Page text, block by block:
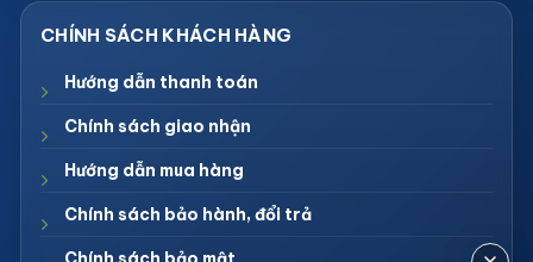
Hướng dẫn thanh toán
Chính sách giao nhận
Hướng dẫn mua hàng
Chính sách bảo hành, đổi trả